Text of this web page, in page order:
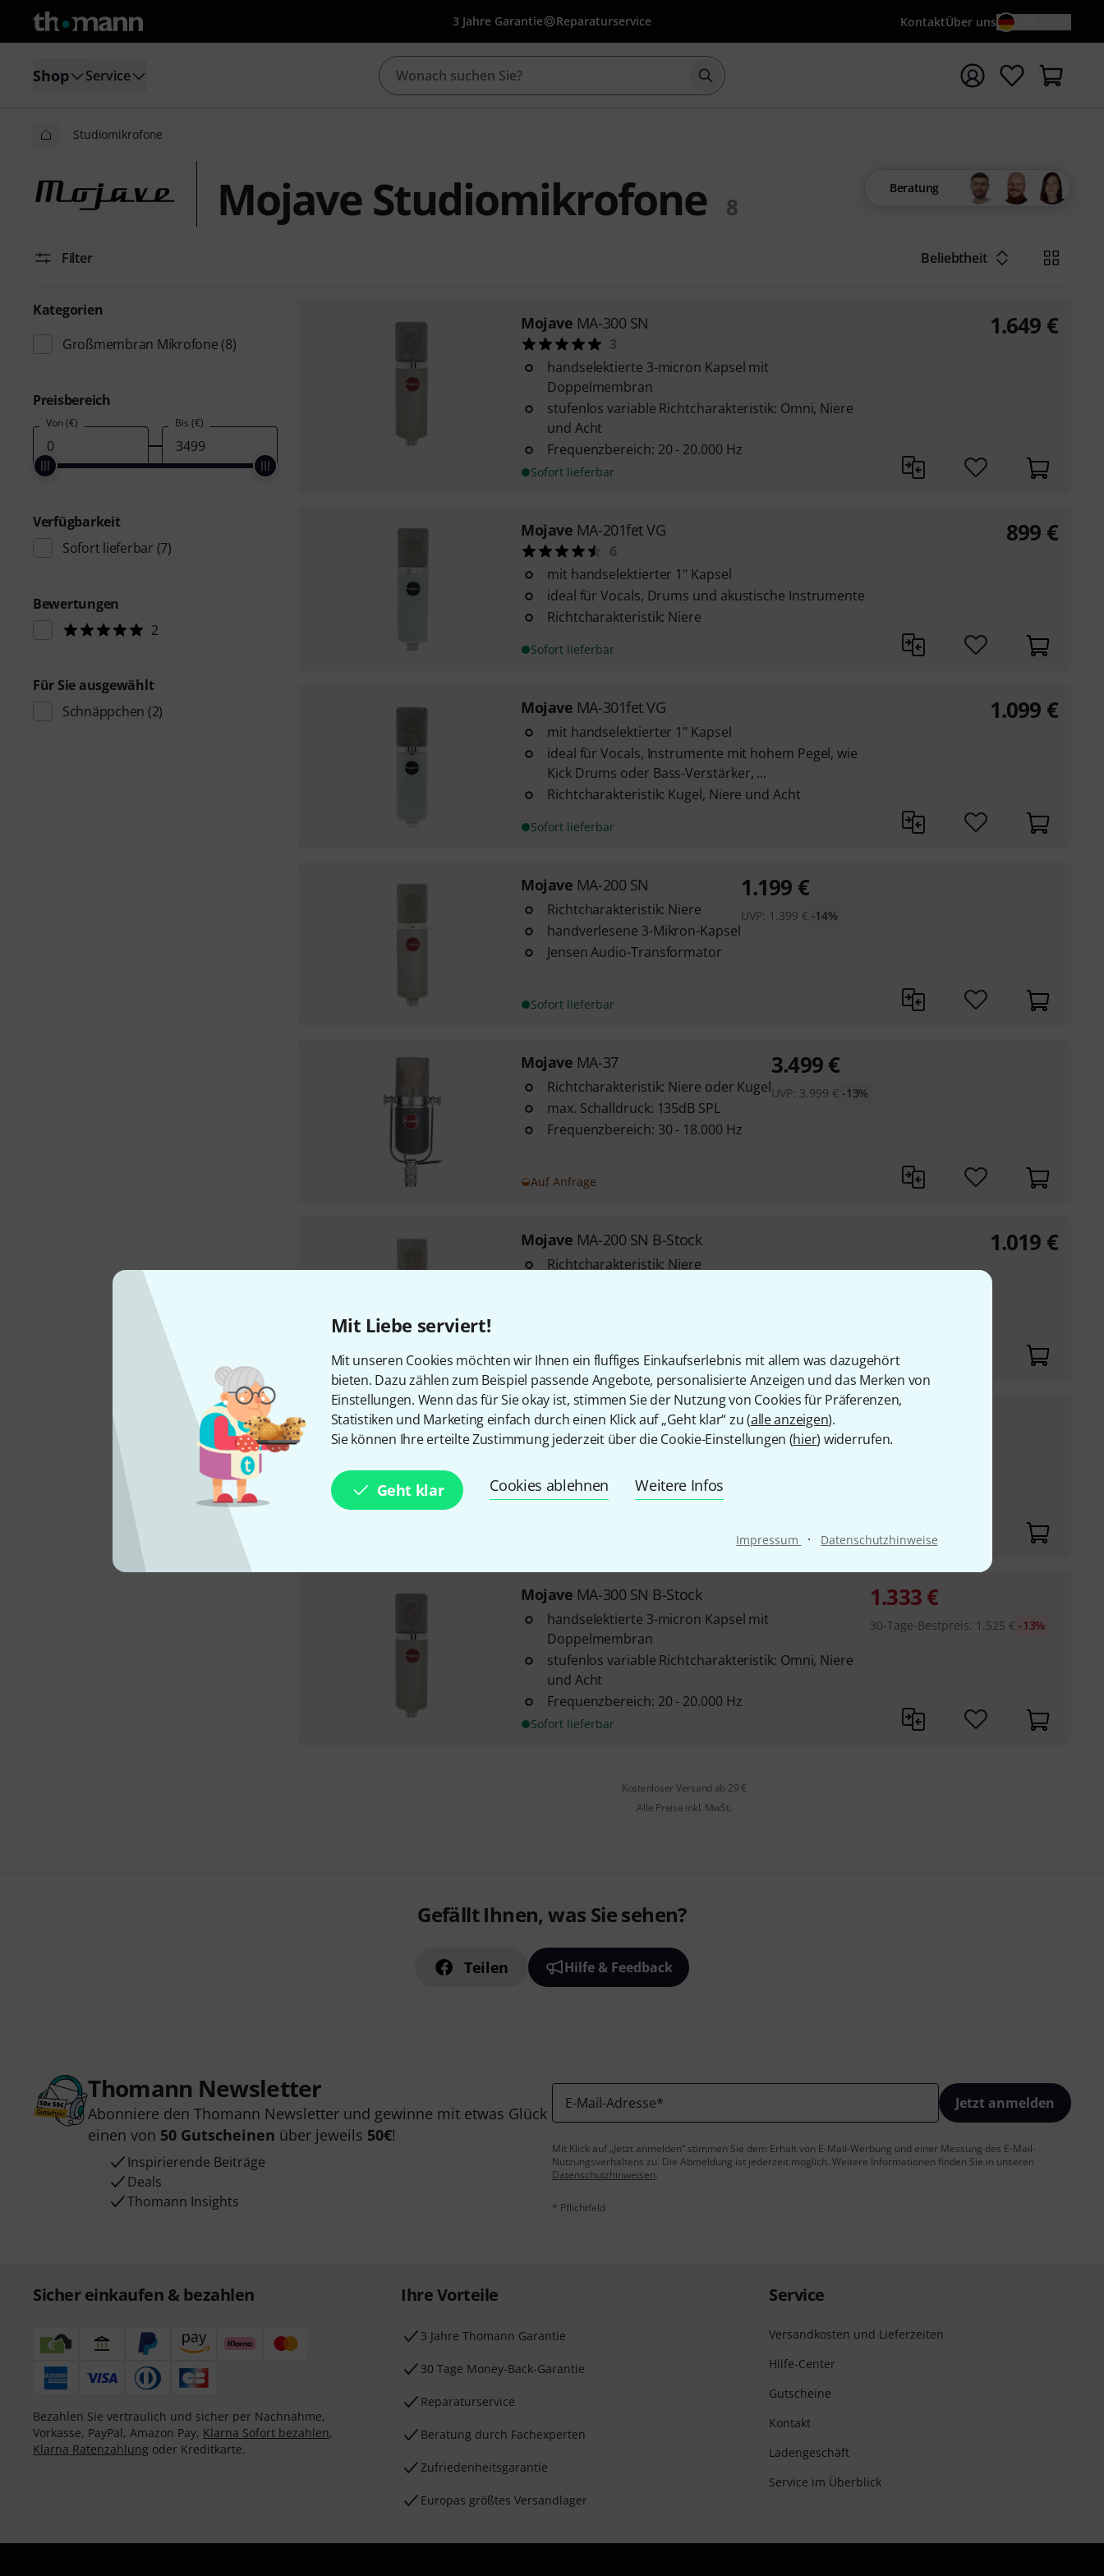
Mit Liebe serviert!
Mit unseren Cookies möchten wir Ihnen ein fluffiges Einkaufserlebnis mit allem was dazugehört
bieten. Dazu zählen zum Beispiel passende Angebote, personalisierte Anzeigen und das Merken von
Einstellungen. Wenn das für Sie okay ist, stimmen Sie der Nutzung von Cookies für Präferenzen,
Statistiken und Marketing einfach durch einen Klick auf „Geht klar“ zu (alle anzeigen).
Sie können Ihre erteilte Zustimmung jederzeit über die Cookie-Einstellungen (hier) widerrufen.
Geht klar Cookies ablehnen Weitere Infos
Impressum · Datenschutzhinweise
3 Jahre Garantie Reparaturservice KontaktÜber uns
Shop Service Suche mit Suchwort {searchTerm} starten
Studiomikrofone
Mojave Studiomikrofone 8
Beratung
Filter Beliebtheit
Kategorien
Großmembran Mikrofone (8)
Preisbereich
Von (€) Bis (€)
Verfügbarkeit
Sofort lieferbar (7)
Bewertungen
2
Für Sie ausgewählt
Schnäppchen (2)
Mojave MA-300 SN
3
handselektierte 3-micron Kapsel mit
Doppelmembran
stufenlos variable Richtcharakteristik: Omni, Niere
und Acht
Frequenzbereich: 20 - 20.000 Hz
Sofort lieferbar
1.649 €
Mojave MA-201fet VG
6
mit handselektierter 1" Kapsel
ideal für Vocals, Drums und akustische Instrumente
Richtcharakteristik: Niere
Sofort lieferbar
899 €
Mojave MA-301fet VG
mit handselektierter 1" Kapsel
ideal für Vocals, Instrumente mit hohem Pegel, wie
Kick Drums oder Bass-Verstärker, ...
Richtcharakteristik: Kugel, Niere und Acht
Sofort lieferbar
1.099 €
Mojave MA-200 SN
Richtcharakteristik: Niere
handverlesene 3-Mikron-Kapsel
Jensen Audio-Transformator
Sofort lieferbar
1.199 €
UVP: 1.399 € -14%
Mojave MA-37
Richtcharakteristik: Niere oder Kugel
max. Schalldruck: 135dB SPL
Frequenzbereich: 30 - 18.000 Hz
Auf Anfrage
3.499€
UVP: 3.999 € -13%
Mojave MA-200 SN B-Stock
Richtcharakteristik: Niere
Sofort lieferbar
1.019 €
Mojave MA-1000 DS
5840er Röhre
umschaltbare Richtcharakteristik: Kugel, Acht, Niere
UVP:
Mojave MA-300 SN B-Stock
handselektierte 3-micron Kapsel mit
Doppelmembran
stufenlos variable Richtcharakteristik: Omni, Niere
und Acht
Frequenzbereich: 20 - 20.000 Hz
Sofort lieferbar
1.333€
30-Tage-Bestpreis: 1.525 € -13%
Kostenloser Versand ab 29 €
Alle Preise inkl. MwSt.
Gefällt Ihnen, was Sie sehen?
Teilen Hilfe & Feedback
Thomann Newsletter
Abonniere den Thomann Newsletter und gewinne mit etwas Glück
einen von 50 Gutscheinen über jeweils 50€!
Inspirierende Beiträge
Deals
Thomann Insights
E-Mail-Adresse* Jetzt anmelden
Mit Klick auf „Jetzt anmelden“ stimmen Sie dem Erhalt von E-Mail-Werbung und einer Messung des E-Mail-
Nutzungsverhaltens zu. Die Abmeldung ist jederzeit möglich. Weitere Informationen finden Sie in unseren
Datenschutzhinweisen.
* Pflichtfeld
Sicher einkaufen & bezahlen
Bezahlen Sie vertraulich und sicher per Nachnahme,
Vorkasse, PayPal, Amazon Pay, Klarna Sofort bezahlen,
Klarna Ratenzahlung oder Kreditkarte.
Ihre Vorteile
3 Jahre Thomann Garantie
30 Tage Money-Back-Garantie
Reparaturservice
Beratung durch Fachexperten
Zufriedenheitsgarantie
Europas größtes Versandlager
Service
Versandkosten und Lieferzeiten
Hilfe-Center
Gutscheine
Kontakt
Ladengeschäft
Service im Überblick